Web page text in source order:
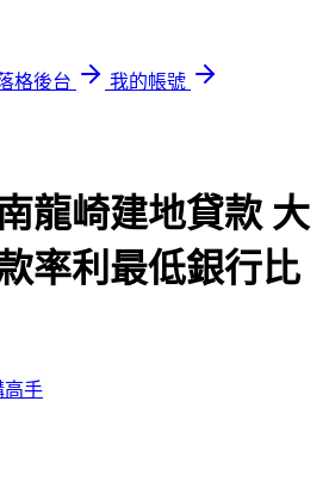
格後台
我的帳號
龍崎建地貸款 大
率利最低銀行比
高手